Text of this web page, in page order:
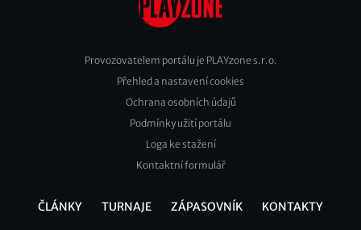
Footer
Provozovatelem portálu je PLAYzone s.r.o.
Přehled a nastavení cookies
Ochrana osobních údajů
Podmínky užití portálu
Loga ke stažení
Kontaktní formulář
ČLÁNKY TURNAJE ZÁPASOVNÍK KONTAKTY